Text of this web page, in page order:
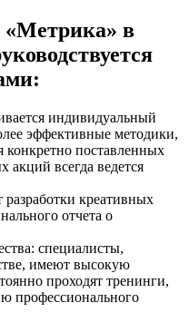
«Метрика» в
индивидуальный
эффективные методики,
поставленных
акций всегда ведется
креативных
отчета о
специалисты,
имеют высокую
проходят тренинги,
профессионального